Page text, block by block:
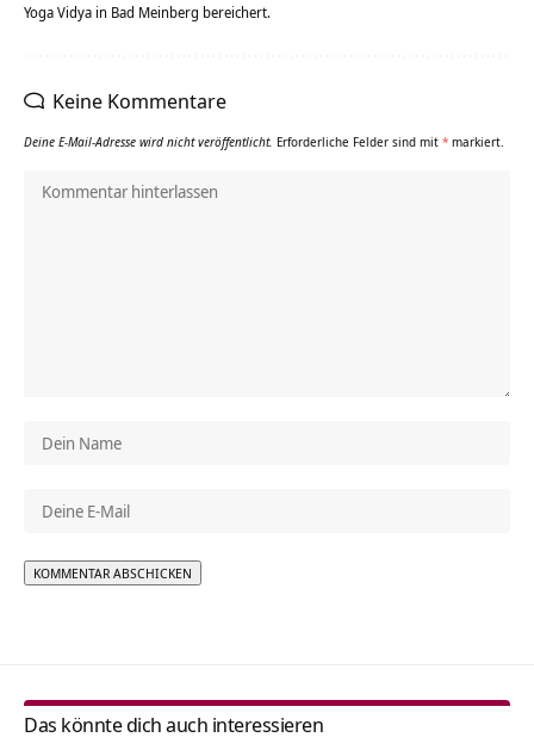
Yoga Vidya in Bad Meinberg bereichert.
Keine Kommentare
Deine E-Mail-Adresse wird nicht veröffentlicht. Erforderliche Felder sind mit * markiert.
Das könnte dich auch interessieren